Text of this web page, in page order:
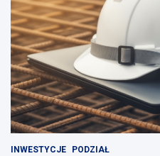
INWESTYCJE PODZIAŁ